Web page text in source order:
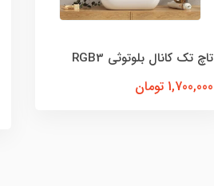
تاچ تک کانال بلوتوثی RGB3
1,700,000 تومان